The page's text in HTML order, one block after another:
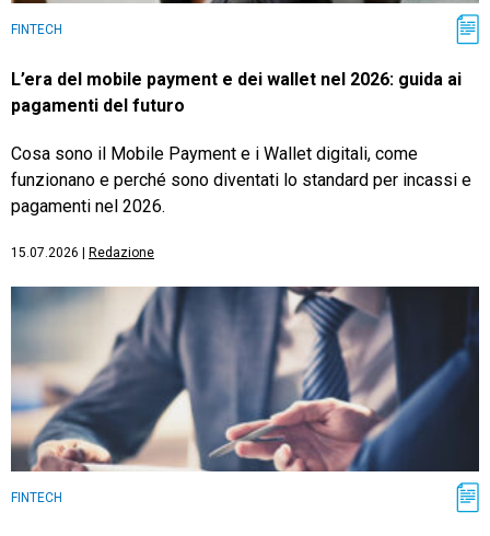
FINTECH
L’era del mobile payment e dei wallet nel 2026: guida ai
pagamenti del futuro
Cosa sono il Mobile Payment e i Wallet digitali, come
funzionano e perché sono diventati lo standard per incassi e
pagamenti nel 2026.
15.07.2026 Redazione
FINTECH